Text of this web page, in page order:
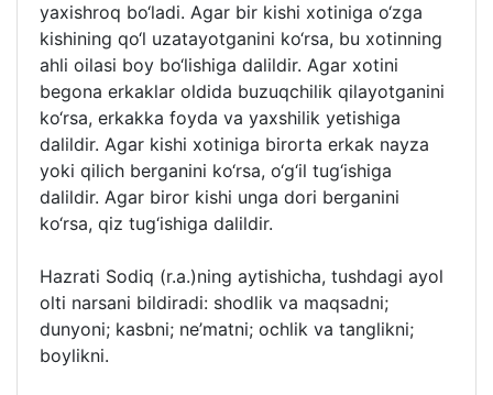
yaxishroq bo‘ladi. Agar bir kishi xotiniga o‘zga
kishining qo‘l uzatayotganini ko‘rsa, bu xotinning
ahli oilasi boy bo‘lishiga dalildir. Agar xotini
begona erkaklar oldida buzuqchilik qilayotganini
ko‘rsa, erkakka foyda va yaxshilik yetishiga
dalildir. Agar kishi xotiniga birorta erkak nayza
yoki qilich berganini ko‘rsa, o‘g‘il tug‘ishiga
dalildir. Agar biror kishi unga dori berganini
ko‘rsa, qiz tug‘ishiga dalildir.
Hazrati Sodiq (r.a.)ning aytishicha, tushdagi ayol
olti narsani bildiradi: shodlik va maqsadni;
dunyoni; kasbni; ne’matni; ochlik va tanglikni;
boylikni.